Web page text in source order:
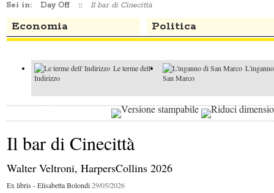
Sei in: Day Off :: Il bar di Cinecittà
Economia Politica
Le terme dell'
Indirizzo
San Marco
Io sono Adele
Il crimine
Paradiso
Il bar di Cinecittà
Walter Veltroni, HarpersCollins 2026
Ex libris - Elisabetta Bolondi29/05/2026